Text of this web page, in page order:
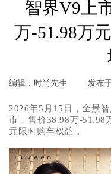
智界V9上
万-51.98万
编辑：时尚先生 发布
2026年5月15日，全景
市，售价38.98万-51.98
元限时购车权益 。